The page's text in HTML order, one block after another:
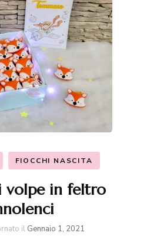
FIOCCHI NASCITA
volpe in feltro
il Gennaio 1, 2021